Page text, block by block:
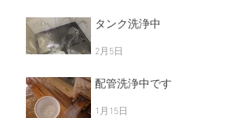
タンク洗浄中
2月5日
配管洗浄中です
1月15日